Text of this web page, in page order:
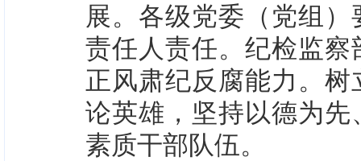
展。各级党委（党组
责任人责任。纪检监
正风肃纪反腐能力。
论英雄，坚持以德为
素质干部队伍。